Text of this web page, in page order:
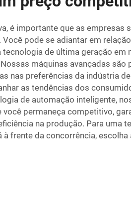
é importante que as empresas
pode se adiantar em
de última geração em
máquinas avançadas são
nas preferências da indústria
as tendências dos
de automação inteligente,
permaneça competitivo,
na produção. Para uma
à frente da concorrência, escolha